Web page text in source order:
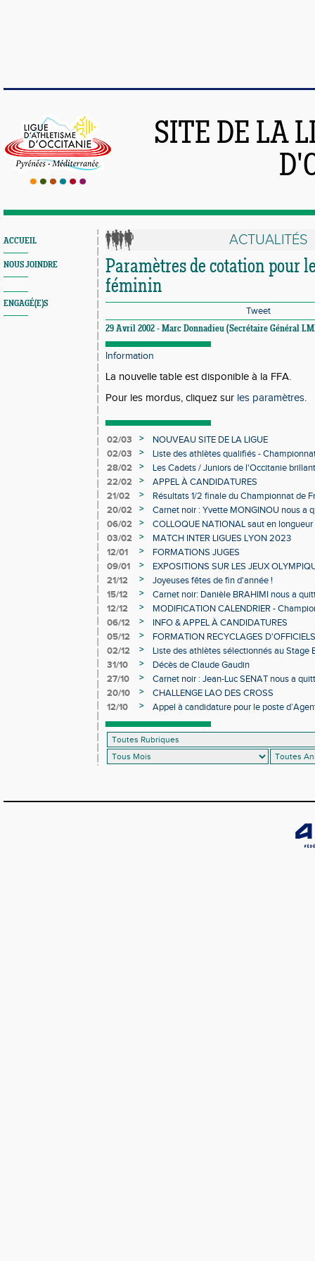
SITE DE LA
ACCUEIL
NOUS JOINDRE
ENGAGÉ(E)S
ACTUALITÉS
Paramètres de cotation pour
féminin
Tweet
29 Avril 2002 - Marc Donnadieu (Secrétaire Général
Information
La nouvelle table est disponible à la FFA.
Pour les mordus, cliquez sur les paramètres.
02/03 >
NOUVEAU SITE DE LA LIGUE
02/03
>
Liste des athlètes qualifiés -
Individuels en salle
28/02 >
Les Cadets / Juniors de l'Occitanie
22/02
>
APPEL À CANDIDATURES
21/02
>
Résultats 1/2 finale du Championnat de
20/02
>
Carnet noir : Yvette MONGINOU nous a
06/02
>
COLLOQUE NATIONAL saut en
03/02
>
MATCH INTER LIGUES LYON 2023
12/01
>
FORMATIONS JUGES
09/01
>
EXPOSITIONS SUR LES JEUX
21/12
>
Joyeuses fêtes de fin d'année !
15/12
>
Carnet noir: Danièle BRAHIMI nous a
12/12
>
MODIFICATION CALENDRIER -
06/12
>
INFO & APPEL À CANDIDATURES
05/12
>
FORMATION RECYCLAGES D'OFFICIELS
02/12
>
Liste des athlètes sélectionnés au Stage
31/10
>
Décès de Claude Gaudin
27/10
>
Carnet noir : Jean-Luc SENAT nous a
20/10
>
CHALLENGE LAO DES CROSS
12/10
>
Appel à candidature pour le poste